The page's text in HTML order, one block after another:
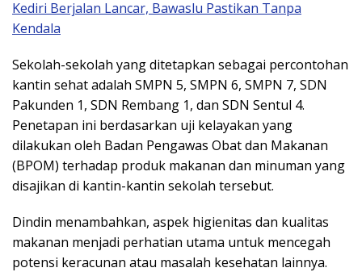
Kediri Berjalan Lancar, Bawaslu Pastikan Tanpa
Kendala
Sekolah-sekolah yang ditetapkan sebagai percontohan
kantin sehat adalah SMPN 5, SMPN 6, SMPN 7, SDN
Pakunden 1, SDN Rembang 1, dan SDN Sentul 4.
Penetapan ini berdasarkan uji kelayakan yang
dilakukan oleh Badan Pengawas Obat dan Makanan
(BPOM) terhadap produk makanan dan minuman yang
disajikan di kantin-kantin sekolah tersebut.
Dindin menambahkan, aspek higienitas dan kualitas
makanan menjadi perhatian utama untuk mencegah
potensi keracunan atau masalah kesehatan lainnya.